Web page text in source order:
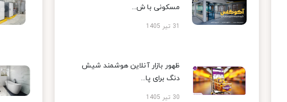
مسکونی با ش...
31 تیر 1405
ظهور بازار آنلاین هوشمند شیش
دنگ برای پا...
30 تیر 1405